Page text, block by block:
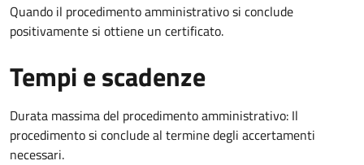
Quando il procedimento amministrativo si conclude
positivamente si ottiene un certificato.
Tempi e scadenze
Durata massima del procedimento amministrativo: Il
procedimento si conclude al termine degli accertamenti
necessari.